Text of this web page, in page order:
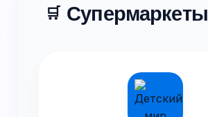
🛒 Супермаркеты